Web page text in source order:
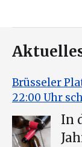
Brüsseler
22:00 Uhr
In